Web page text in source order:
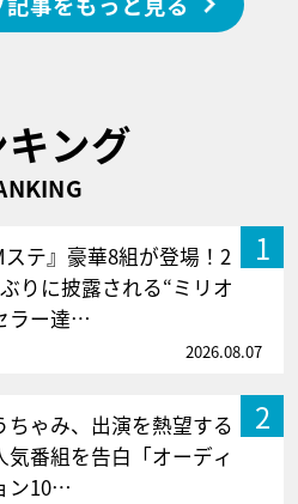
ング
1
ステ』豪華8組が登場！2
りに披露される“ミリオ
ラー達…
2026.08.07
2
ちゃみ、出演を熱望する
気番組を告白「オーディ
ン10…